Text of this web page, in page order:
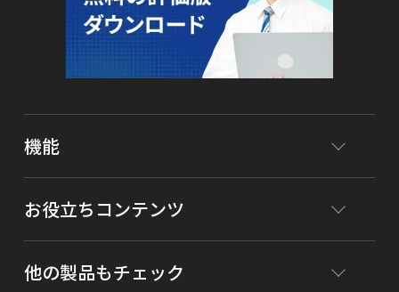
機能
お役立ちコンテンツ
他の製品もチェック